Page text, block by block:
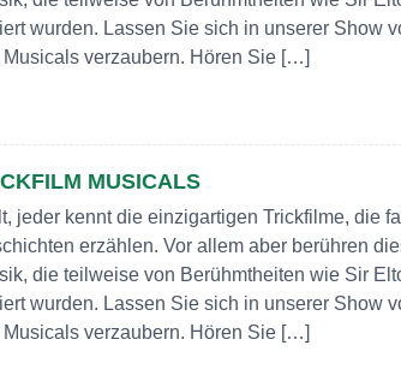
wurden. Lassen Sie sich in unserer Show
verzaubern. Hören Sie […]
MUSICALS
jeder kennt die einzigartigen Trickfilme, die
erzählen. Vor allem aber berühren
die teilweise von Berühmtheiten wie Sir
wurden. Lassen Sie sich in unserer Show
verzaubern. Hören Sie […]